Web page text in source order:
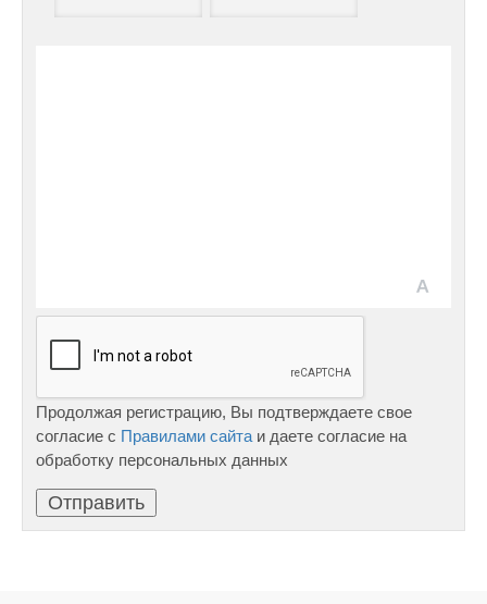
Продолжая регистрацию, Вы подтверждаете свое
согласие с Правилами сайта и даете согласие на
обработку персональных данных